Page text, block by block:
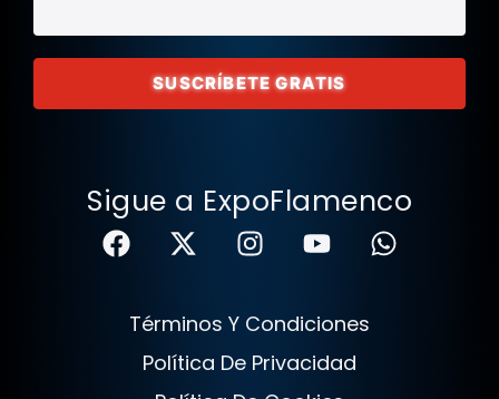
SUSCRÍBETE GRATIS
Sigue a ExpoFlamenco
Términos Y Condiciones
Política De Privacidad